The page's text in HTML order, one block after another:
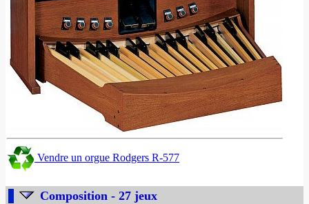
Vendre un orgue Rodgers R-577
Composition - 27 jeux